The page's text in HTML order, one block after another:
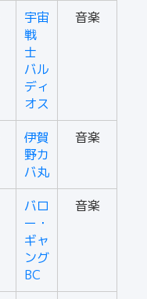
宇宙
戦
士
バル
ディ
オス
音楽
伊賀
野カ
バ丸
音楽
バロ
ー・
ギャ
ング
BC
音楽